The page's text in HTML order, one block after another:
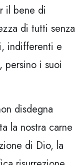
il bene di
di tutti senza
indifferenti e
persino i suoi
disdegna
la nostra carne
di Dio, la